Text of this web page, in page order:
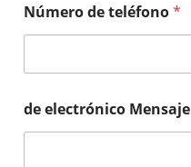
Número de teléfono*
de electrónico Mensaje